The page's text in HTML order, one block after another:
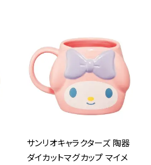
サンリオキャラクターズ 陶器
ダイカットマグカップ マイメ